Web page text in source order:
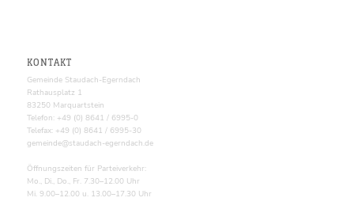
KONTAKT
Gemeinde Staudach-Egerndach
Rathausplatz 1
83250 Marquartstein
Telefon: +49 (0) 8641 / 6995-0
Telefax: +49 (0) 8641 / 6995-30
gemeinde@staudach-egerndach.de
Öffnungszeiten für Parteiverkehr:
Mo., Di., Do., Fr. 7.30–12.00 Uhr
Mi. 9.00–12.00 u. 13.00–17.30 Uhr